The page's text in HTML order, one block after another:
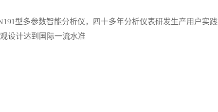
型多参数智能分析仪，
四十多年分析仪表研发生产用户实
设计达到国际一流水准